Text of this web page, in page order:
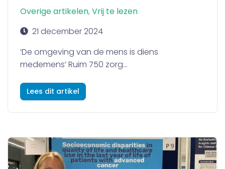
Overige artikelen, Vrij te lezen
21 december 2024
‘De omgeving van de mens is diens
medemens’ Ruim 750 zorg...
Lees dit artikel